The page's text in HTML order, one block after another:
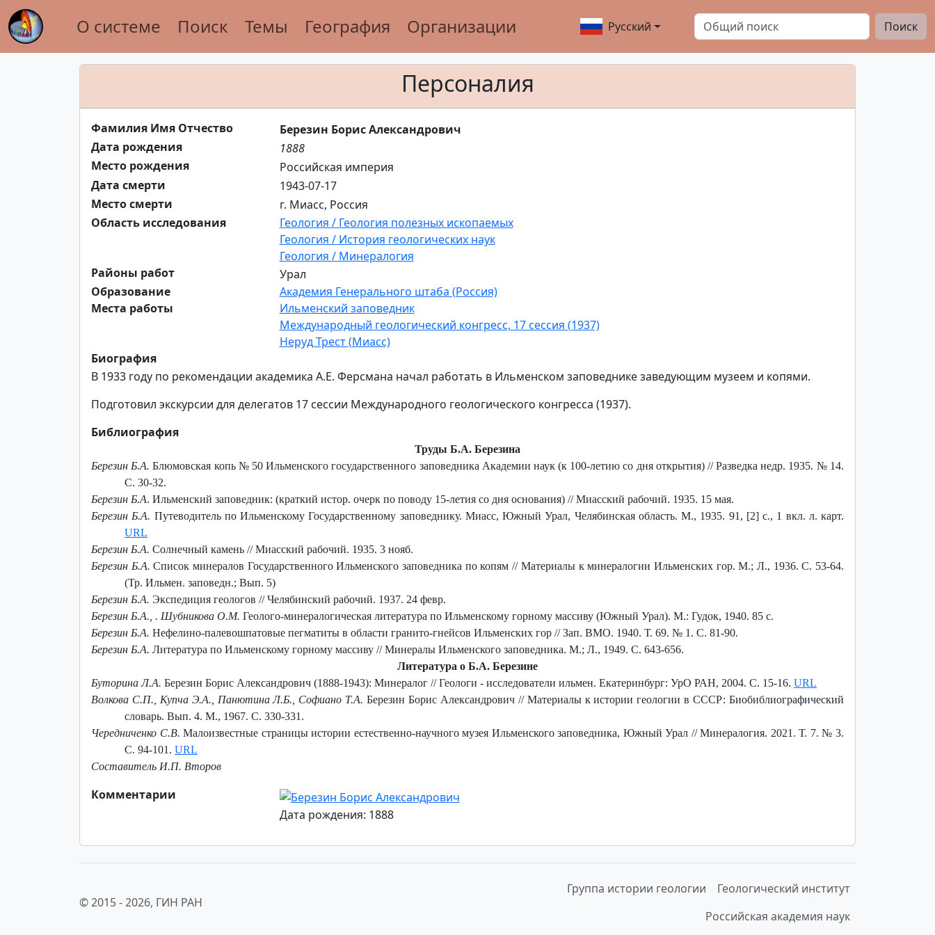
О системе Поиск Темы География Организации Русский Поиск
Персоналия
Фамилия Имя Отчество
Березин Борис Александрович
Дата рождения
1888
Место рождения
Российская империя
Дата смерти
1943-07-17
Место смерти
г. Миасс, Россия
Область исследования
Геология / Геология полезных ископаемых
Геология / История геологических наук
Геология / Минералогия
Районы работ
Урал
Образование
Академия Генерального штаба (Россия)
Места работы
Ильменский заповедник
Международный геологический конгресс, 17 сессия (1937)
Неруд Трест (Миасс)
Биография
В 1933 году по рекомендации академика А.Е. Ферсмана начал работать в Ильменском заповеднике заведующим музеем и копями.
Подготовил экскурсии для делегатов 17 сессии Международного геологического конгресса (1937).
Библиография
Труды Б.А. Березина
Березин Б.А. Блюмовская копь № 50 Ильменского государственного заповедника Академии наук (к 100-летию со дня открытия) // Разведка недр. 1935. № 14.
С. 30-32.
Березин Б.А. Ильменский заповедник: (краткий истор. очерк по поводу 15-летия со дня основания) // Миасский рабочий. 1935. 15 мая.
Березин Б.А. Путеводитель по Ильменскому Государственному заповеднику. Миасс, Южный Урал, Челябинская область. М., 1935. 91, [2] с., 1 вкл. л. карт.
URL
Березин Б.А. Солнечный камень // Миасский рабочий. 1935. 3 нояб.
Березин Б.А. Список минералов Государственного Ильменского заповедника по копям // Материалы к минералогии Ильменских гор. М.; Л., 1936. С. 53-64.
(Тр. Ильмен. заповедн.; Вып. 5)
Березин Б.А. Экспедиция геологов // Челябинский рабочий. 1937. 24 февр.
Березин Б.А., . Шубникова О.М. Геолого-минералогическая литература по Ильменскому горному массиву (Южный Урал). М.: Гудок, 1940. 85 с.
Березин Б.А. Нефелино-палевошпатовые пегматиты в области гранито-гнейсов Ильменских гор // Зап. ВМО. 1940. Т. 69. № 1. С. 81-90.
Березин Б.А. Литература по Ильменскому горному массиву // Минералы Ильменского заповедника. М.; Л., 1949. С. 643-656.
Литература о Б.А. Березине
Буторина Л.А. Березин Борис Александрович (1888-1943): Минералог // Геологи - исследователи ильмен. Екатеринбург: УрО РАН, 2004. С. 15-16. URL
Волкова С.П., Купча Э.А., Панютина Л.Б., Софиано Т.А. Березин Борис Александрович // Материалы к истории геологии в СССР: Биобиблиографический
словарь. Вып. 4. М., 1967. С. 330-331.
Чередниченко С.В. Малоизвестные страницы истории естественно-научного музея Ильменского заповедника, Южный Урал // Минералогия. 2021. Т. 7. № 3.
С. 94-101. URL
Составитель И.П. Второв
Комментарии
Дата рождения: 1888
© 2015 -2026, ГИН РАН
Группа истории геологии
Геологический институт
Российская академия наук